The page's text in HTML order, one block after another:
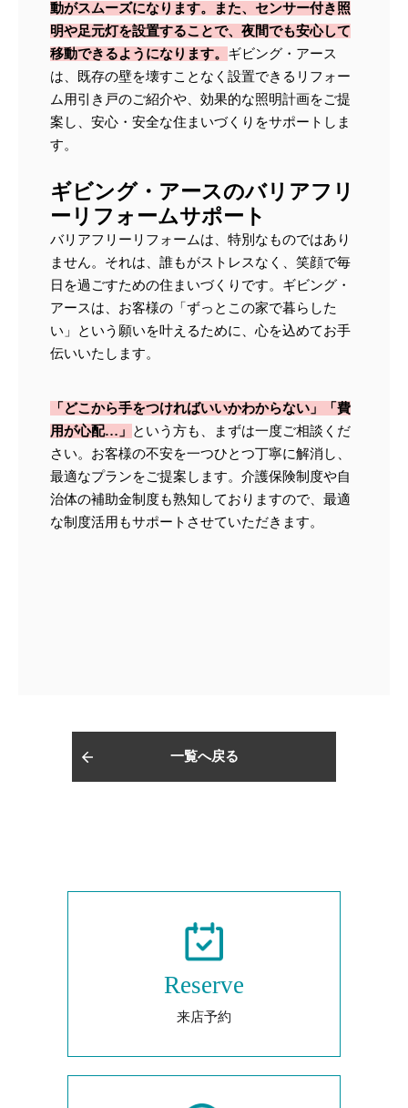
動がスムーズになります。また、センサー付き照
明や足元灯を設置することで、夜間でも安心して
移動できるようになります。 ギビング・アース
は、既存の壁を壊すことなく設置できるリフォー
ム用引き戸のご紹介や、効果的な照明計画をご提
案し、安心・安全な住まいづくりをサポートしま
す。
ギビング・アースのバリアフリ
ーリフォームサポート
バリアフリーリフォームは、特別なものではあり
ません。それは、誰もがストレスなく、笑顔で毎
日を過ごすための住まいづくりです。ギビング・
アースは、お客様の「ずっとこの家で暮らした
い」という願いを叶えるために、心を込めてお手
伝いいたします。
「どこから手をつければいいかわからない」「費
用が心配…」
という方も、まずは一度ご相談くだ
さい。お客様の不安を一つひとつ丁寧に解消し、
最適なプランをご提案します。介護保険制度や自
治体の補助金制度も熟知しておりますので、最適
な制度活用もサポートさせていただきます。
一覧へ戻る
Reserve
来店予約